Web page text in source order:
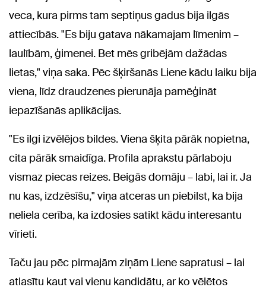
veca, kura pirms tam septiņus gadus bija ilgās
attiecībās. "Es biju gatava nākamajam līmenim –
laulībām, ģimenei. Bet mēs gribējām dažādas
lietas," viņa saka. Pēc šķiršanās Liene kādu laiku bija
viena, līdz draudzenes pierunāja pamēģināt
iepazīšanās aplikācijas.
"Es ilgi izvēlējos bildes. Viena šķita pārāk nopietna,
cita pārāk smaidīga. Profila aprakstu pārlaboju
vismaz piecas reizes. Beigās domāju – labi, lai ir. Ja
nu kas, izdzēsīšu," viņa atceras un piebilst, ka bija
neliela cerība, ka izdosies satikt kādu interesantu
vīrieti.
Taču jau pēc pirmajām ziņām Liene sapratusi – lai
atlasītu kaut vai vienu kandidātu, ar ko vēlētos